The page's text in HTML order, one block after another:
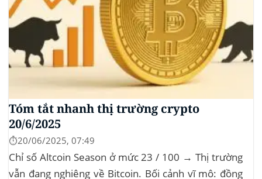
Tóm tắt nhanh thị trường crypto
20/6/2025
⏱️20/06/2025, 07:49
Chỉ số Altcoin Season ở mức 23 / 100 → Thị trường
vẫn đang nghiêng về Bitcoin. Bối cảnh vĩ mô: đồng